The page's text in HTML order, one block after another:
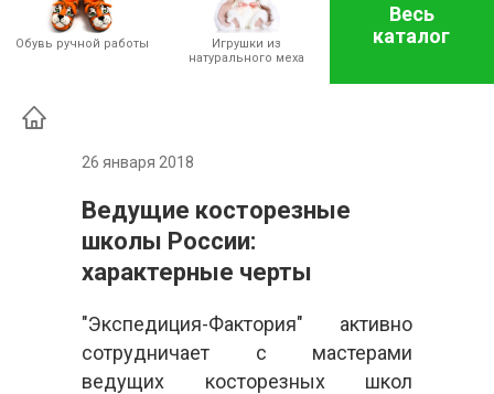
Обувь ручной работы
Игрушки из
натурального меха
Весь
каталог
26 января 2018
Ведущие косторезные
школы России:
характерные черты
"Экспедиция-Фактория" активно
сотрудничает с мастерами
ведущих косторезных школ